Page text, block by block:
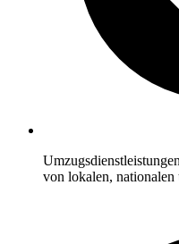
von lokalen,